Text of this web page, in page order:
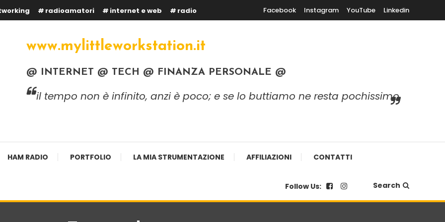
radioamatori internet e web radio Facebook Instagram YouTube Linkedin
www.mylittleworkstation.it
@ INTERNET @ TECH @ FINANZA PERSONALE @
il tempo non è infinito, anzi è poco; e se lo buttiamo ne resta pochissimo
HAM RADIO PORTFOLIO LA MIA STRUMENTAZIONE AFFILIAZIONI CONTATTI
Follow Us: Search